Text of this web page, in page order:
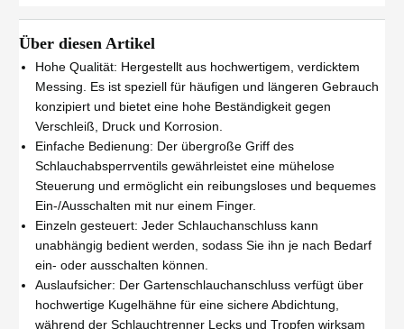
Über diesen Artikel
Hohe Qualität: Hergestellt aus hochwertigem, verdicktem
Messing. Es ist speziell für häufigen und längeren Gebrauch
konzipiert und bietet eine hohe Beständigkeit gegen
Verschleiß, Druck und Korrosion.
Einfache Bedienung: Der übergroße Griff des
Schlauchabsperrventils gewährleistet eine mühelose
Steuerung und ermöglicht ein reibungsloses und bequemes
Ein-/Ausschalten mit nur einem Finger.
Einzeln gesteuert: Jeder Schlauchanschluss kann
unabhängig bedient werden, sodass Sie ihn je nach Bedarf
ein- oder ausschalten können.
Auslaufsicher: Der Gartenschlauchanschluss verfügt über
hochwertige Kugelhähne für eine sichere Abdichtung,
während der Schlauchtrenner Lecks und Tropfen wirksam